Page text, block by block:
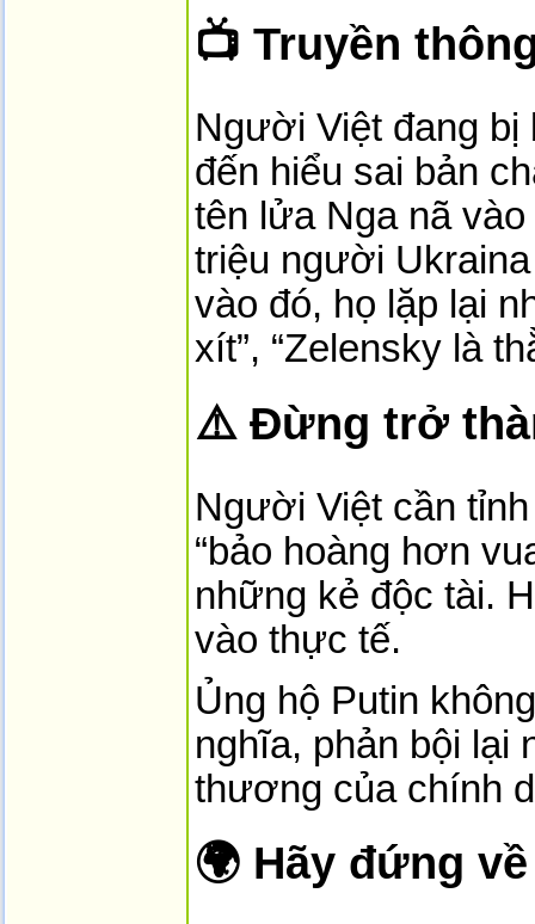
📺 Truyền
Người Việt đang bị
đến hiểu sai bản
tên lửa Nga nã
triệu người
vào đó, họ lặp lại
xít”, “Zelensky là
⚠️ Đừng trở
Người Việt cần
“bảo hoàng hơn
những kẻ độc tài.
vào thực tế.
Ủng hộ Putin
nghĩa, phản bội lại
thương của chính
🌍 Hãy đứng